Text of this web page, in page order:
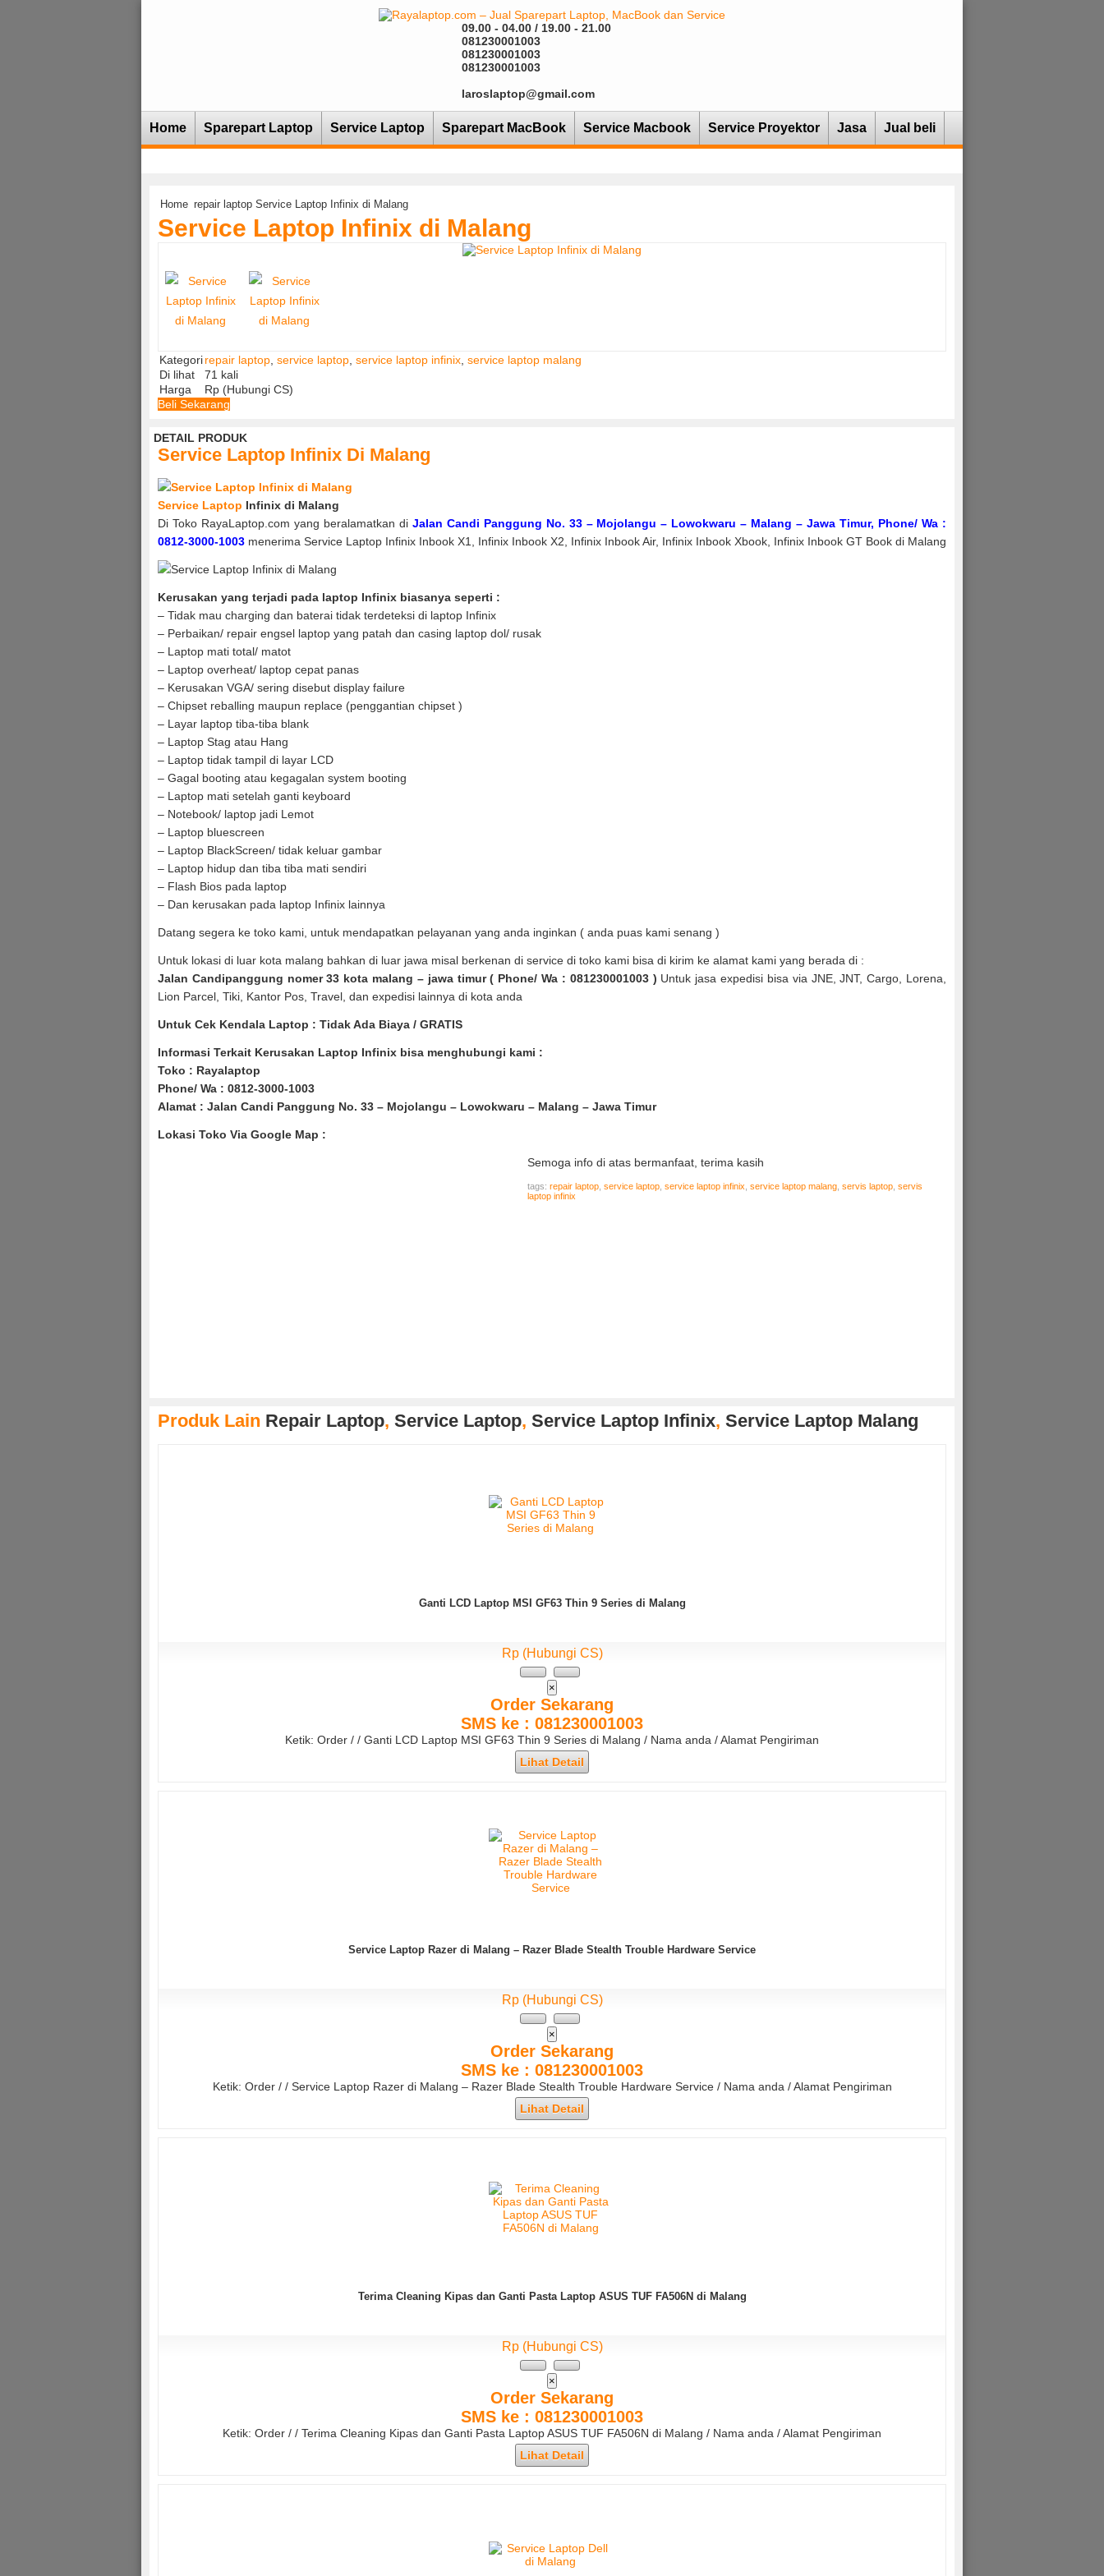
09.00 - 04.00 / 19.00 - 21.00
081230001003
081230001003
081230001003
laroslaptop@gmail.com
Home Sparepart Laptop Service Laptop Sparepart MacBook Service Macbook Service Proyektor Jasa Jual beli
Home repair laptop Service Laptop Infinix di Malang
Service Laptop Infinix di Malang
Kategorirepair laptop service laptop service laptop infinix service laptop malang
Di lihat
71 kali
Harga
Rp (Hubungi CS)
Beli Sekarang
DETAIL PRODUK
Service Laptop Infinix Di Malang
Service Laptop Infinix di Malang
Di Toko RayaLaptop.com yang beralamatkan di Jalan Candi Panggung No. 33 – Mojolangu – Lowokwaru – Malang – Jawa Timur, Phone/ Wa :
0812-3000-1003 menerima Service Laptop Infinix Inbook X1, Infinix Inbook X2, Infinix Inbook Air, Infinix Inbook Xbook, Infinix Inbook GT Book di Malang
Kerusakan yang terjadi pada laptop Infinix biasanya seperti :
– Tidak mau charging dan baterai tidak terdeteksi di laptop Infinix
– Perbaikan/ repair engsel laptop yang patah dan casing laptop dol/ rusak
– Laptop mati total/ matot
– Laptop overheat/ laptop cepat panas
– Kerusakan VGA/ sering disebut display failure
– Chipset reballing maupun replace (penggantian chipset )
– Layar laptop tiba-tiba blank
– Laptop Stag atau Hang
– Laptop tidak tampil di layar LCD
– Gagal booting atau kegagalan system booting
– Laptop mati setelah ganti keyboard
– Notebook/ laptop jadi Lemot
– Laptop bluescreen
– Laptop BlackScreen/ tidak keluar gambar
– Laptop hidup dan tiba tiba mati sendiri
– Flash Bios pada laptop
– Dan kerusakan pada laptop Infinix lainnya
Datang segera ke toko kami, untuk mendapatkan pelayanan yang anda inginkan ( anda puas kami senang )
Untuk lokasi di luar kota malang bahkan di luar jawa misal berkenan di service di toko kami bisa di kirim ke alamat kami yang berada di :
Jalan Candipanggung nomer 33 kota malang – jawa timur ( Phone/ Wa : 081230001003 ) Untuk jasa expedisi bisa via JNE, JNT, Cargo, Lorena,
Lion Parcel, Tiki, Kantor Pos, Travel, dan expedisi lainnya di kota anda
Untuk Cek Kendala Laptop : Tidak Ada Biaya / GRATIS
Informasi Terkait Kerusakan Laptop Infinix bisa menghubungi kami :
Toko : Rayalaptop
Phone/ Wa : 0812-3000-1003
Alamat : Jalan Candi Panggung No. 33 – Mojolangu – Lowokwaru – Malang – Jawa Timur
Lokasi Toko Via Google Map :
Semoga info di atas bermanfaat, terima kasih
tags: repair laptop service laptop service laptop infinix service laptop malang servis laptop servis
laptop infinix
Produk Lain Repair Laptop, Service Laptop, Service Laptop Infinix, Service Laptop Malang
Ganti LCD Laptop MSI GF63 Thin 9 Series di Malang
Rp (Hubungi CS)
×
Order Sekarang
SMS ke : 081230001003
Ketik: Order / / Ganti LCD Laptop MSI GF63 Thin 9 Series di Malang / Nama anda / Alamat Pengiriman
Lihat Detail
Service Laptop Razer di Malang – Razer Blade Stealth Trouble Hardware Service
Rp (Hubungi CS)
×
Order Sekarang
SMS ke : 081230001003
Ketik: Order / / Service Laptop Razer di Malang – Razer Blade Stealth Trouble Hardware Service / Nama anda / Alamat Pengiriman
Lihat Detail
Terima Cleaning Kipas dan Ganti Pasta Laptop ASUS TUF FA506N di Malang
Rp (Hubungi CS)
×
Order Sekarang
SMS ke : 081230001003
Ketik: Order / / Terima Cleaning Kipas dan Ganti Pasta Laptop ASUS TUF FA506N di Malang / Nama anda / Alamat Pengiriman
Lihat Detail